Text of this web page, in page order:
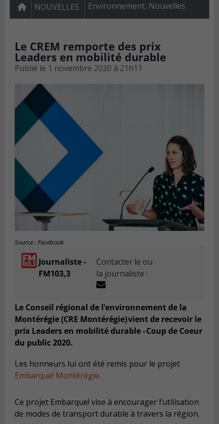
NOUVELLES Environnement, Nouvelles
Le CREM remporte des prix
Leaders en mobilité durable
Publié le 1 novembre 2020 à 21h11
Source : Facebook
Journaliste -
FM103,3
Contacter le ou
la journaliste :
Le Conseil régional de l’environnement de la
Montérégie (CRE Montérégie) vient de recevoir le
prix Leaders en mobilité durable - Coup de Coeur
du public 2020.
Les honneurs lui ont été remis pour le projet
Embarque! Montérégie.
Ce projet Embarque! vise à encourager l’utilisation
de modes de transport durable à travers la région.